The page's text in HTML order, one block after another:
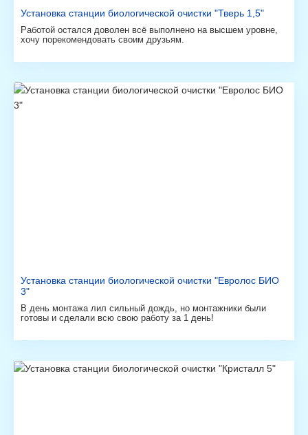
Установка станции биологической очистки "Тверь 1,5"
Работой остался доволен всё выполнено на высшем уровне,
хочу порекомендовать своим друзьям.
Установка станции биологической очистки "Евролос БИО
3"
В день монтажа лил сильный дождь, но монтажники были
готовы и сделали всю свою работу за 1 день!